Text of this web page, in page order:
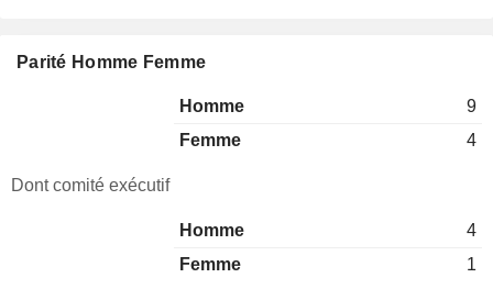
Parité Homme Femme
Homme
9
Femme
4
Dont comité exécutif
Homme
4
Femme
1